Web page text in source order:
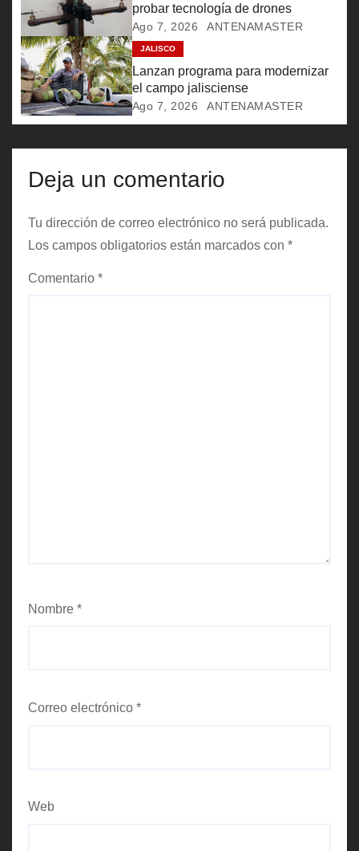
e
n
t
r
d
a
probar tecnología de drones
Ago 7, 2026 ANTENAMASTER
JALISCO
Lanzan programa para modernizar
el campo jalisciense
Ago 7, 2026 ANTENAMASTER
Deja un comentario
Tu dirección de correo electrónico no será publicada.
Los campos obligatorios están marcados con *
Comentario *
Nombre *
Correo electrónico *
Web